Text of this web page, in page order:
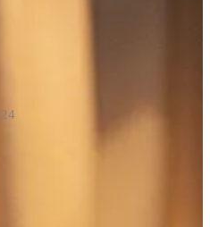
e quais ferramentas através